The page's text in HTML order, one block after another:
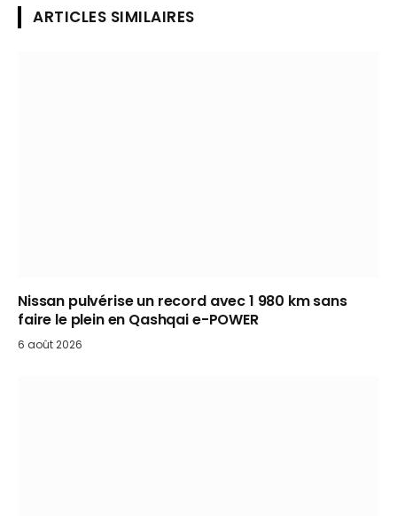
ARTICLES SIMILAIRES
Nissan pulvérise un record avec 1 980 km sans
faire le plein en Qashqai e-POWER
6 août 2026